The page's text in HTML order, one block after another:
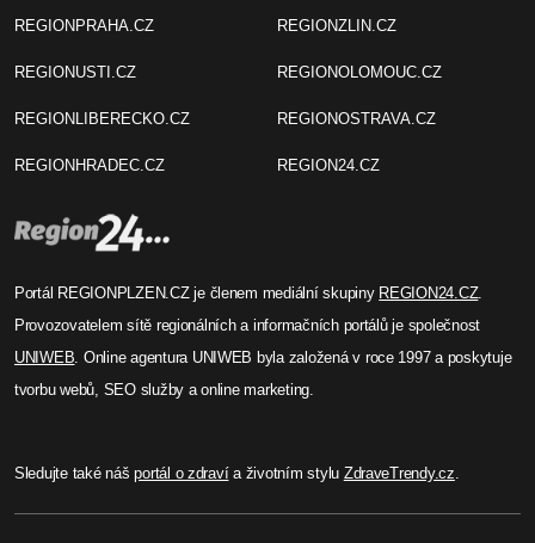
REGIONPRAHA.CZ
REGIONUSTI.CZ
REGIONLIBERECKO.CZ
REGIONHRADEC.CZ
REGIONZLIN.CZ
REGIONOLOMOUC.CZ
REGIONOSTRAVA.CZ
REGION24.CZ
Portál REGIONPLZEN.CZ je členem mediální skupiny REGION24.CZ.
Provozovatelem sítě regionálních a informačních portálů je společnost
UNIWEB. Online agentura UNIWEB byla založená v roce 1997 a poskytuje
tvorbu webů, SEO služby a online marketing.
Sledujte také nášportál o zdravía životním stylu ZdraveTrendy.cz.